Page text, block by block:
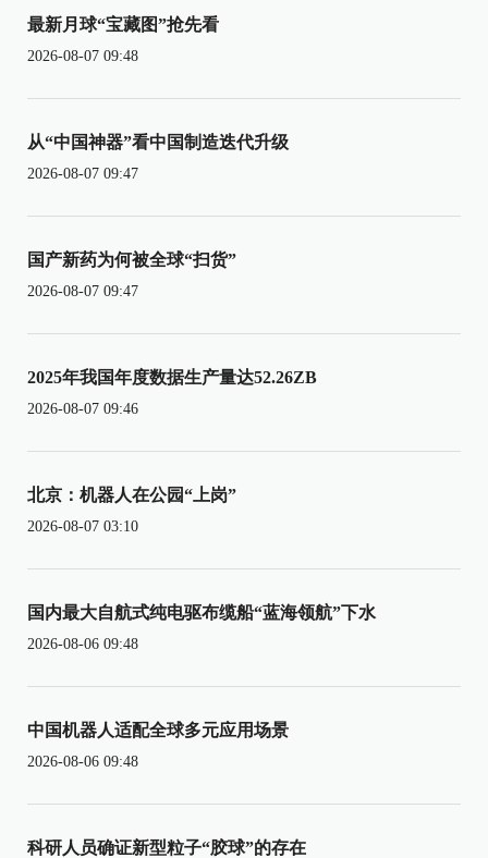
最新月球“宝藏图”抢先看
2026-08-07 09:48
从“中国神器”看中国制造迭代升级
2026-08-07 09:47
国产新药为何被全球“扫货”
2026-08-07 09:47
2025年我国年度数据生产量达52.26ZB
2026-08-07 09:46
北京：机器人在公园“上岗”
2026-08-07 03:10
国内最大自航式纯电驱布缆船“蓝海领航”下水
2026-08-06 09:48
中国机器人适配全球多元应用场景
2026-08-06 09:48
科研人员确证新型粒子“胶球”的存在